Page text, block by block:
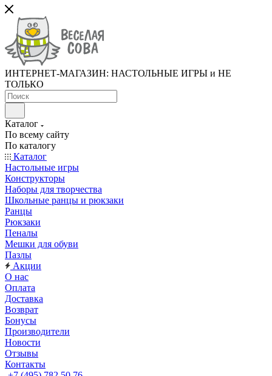
ИНТЕРНЕТ-МАГАЗИН: НАСТОЛЬНЫЕ ИГРЫ и НЕ
ТОЛЬКО
Каталог
По всему сайту
По каталогу
Каталог
Настольные игры
Конструкторы
Наборы для творчества
Школьные ранцы и рюкзаки
Ранцы
Рюкзаки
Пеналы
Мешки для обуви
Пазлы
Акции
О нас
Оплата
Доставка
Возврат
Бонусы
Производители
Новости
Отзывы
Контакты